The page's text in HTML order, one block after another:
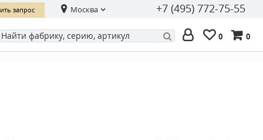
запрос Москва +7 (495) 772-75-55
0 0